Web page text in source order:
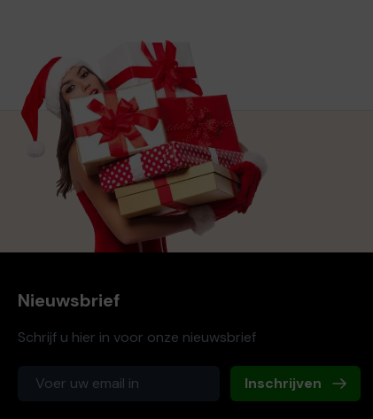
Nieuwsbrief
Schrijf u hier in voor onze nieuwsbrief
Inschrijven